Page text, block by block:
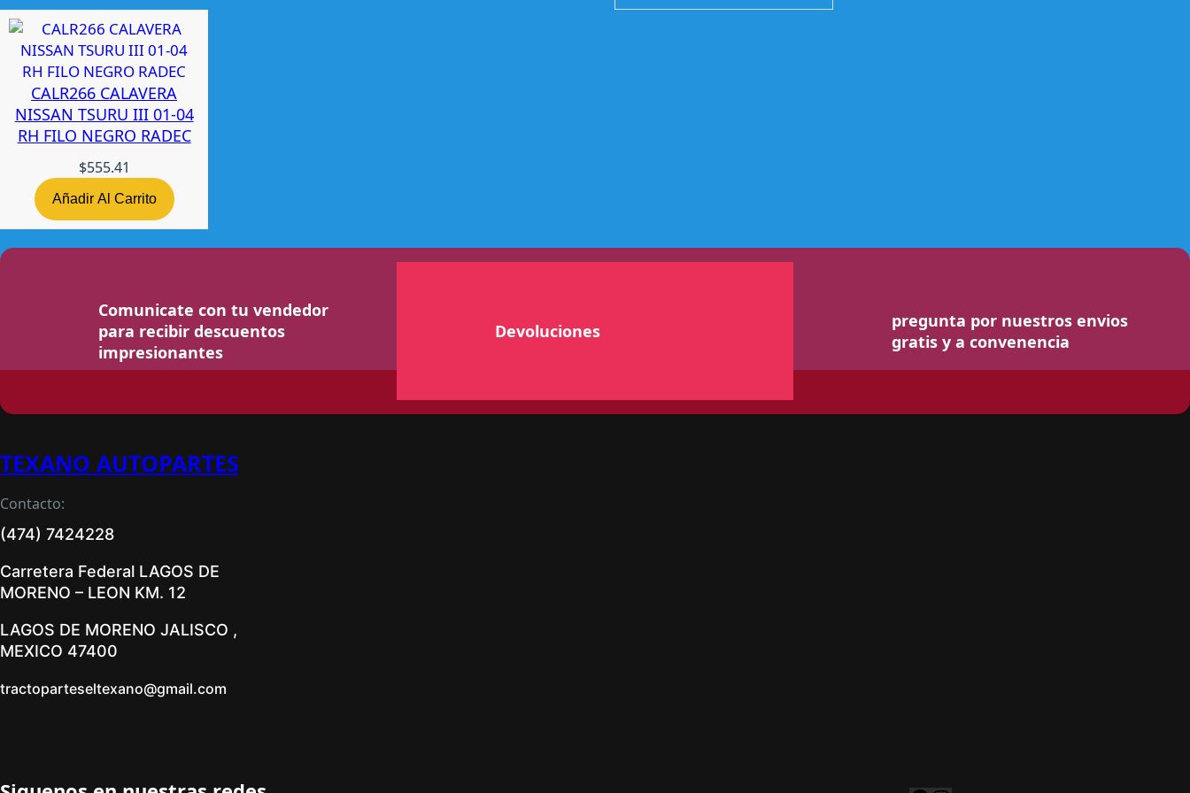
CALR266 CALAVERA
NISSAN TSURU III 01-04
RH FILO NEGRO RADEC
$555.41
Añadir Al Carrito
Comunicate con tu vendedor
para recibir descuentos
impresionantes
Devoluciones
pregunta por nuestros envios
gratis y a convenencia
TEXANO AUTOPARTES
Contacto:
(474) 7424228
Carretera Federal LAGOS DE
MORENO – LEON KM. 12
LAGOS DE MORENO JALISCO ,
MEXICO 47400
tractoparteseltexano@gmail.com